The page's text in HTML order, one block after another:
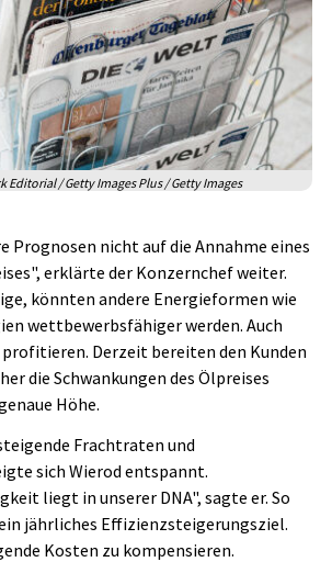
Editorial / Getty Images Plus / Getty Images
Prognosen nicht auf die Annahme eines
erklärte der Konzernchef weiter.
könnten andere Energieformen wie
wettbewerbsfähiger werden. Auch
Derzeit bereiten den Kunden
die Schwankungen des Ölpreises
Höhe.
Frachtraten und
sich Wierod entspannt.
liegt in unserer DNA", sagte er. So
jährliches Effizienzsteigerungsziel.
Kosten zu kompensieren.